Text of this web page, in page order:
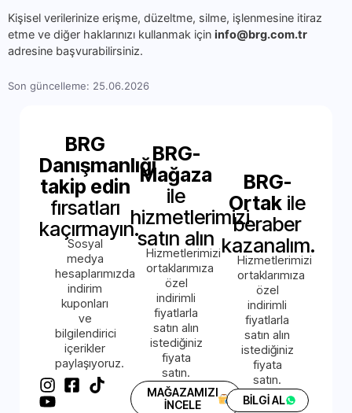
Kişisel verilerinize erişme, düzeltme, silme, işlenmesine itiraz
etme ve diğer haklarınızı kullanmak için info@brg.com.tr
adresine başvurabilirsiniz.
Son güncelleme: 25.06.2026
BRG
Danışmanlığı
takip edin
fırsatları
kaçırmayın.
Sosyal
medya
hesaplarımızda
indirim
kuponları
ve
bilgilendirici
içerikler
paylaşıyoruz.
BRG-
Mağaza
ile
hizmetlerimizi
satın alın
Hizmetlerimizi
ortaklarımıza
özel
indirimli
fiyatlarla
satın alın
istediğiniz
fiyata
satın.
MAĞAZAMIZI
İNCELE
BRG-
Ortak ile
beraber
kazanalım.
Hizmetlerimizi
ortaklarımıza
özel
indirimli
fiyatlarla
satın alın
istediğiniz
fiyata
satın.
BİLGİ AL